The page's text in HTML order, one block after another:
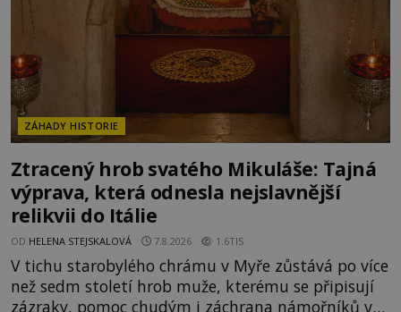
ZÁHADY HISTORIE
Ztracený hrob svatého Mikuláše: Tajná
výprava, která odnesla nejslavnější
relikvii do Itálie
OD HELENA STEJSKALOVÁ 7.8.2026 1.6TIS
V tichu starobylého chrámu v Myře zůstává po více
než sedm století hrob muže, kterému se připisují
zázraky, pomoc chudým i záchrana námořníků v